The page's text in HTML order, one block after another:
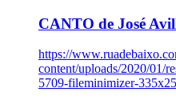
CANTO de José
https://
content/uploads/2020/01/
5709-fileminimizer-